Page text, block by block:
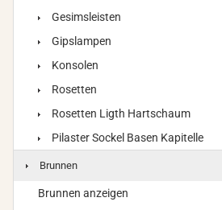
Gesimsleisten
Gipslampen
Konsolen
Rosetten
Rosetten Ligth Hartschaum
Pilaster Sockel Basen Kapitelle
Brunnen
Brunnen anzeigen